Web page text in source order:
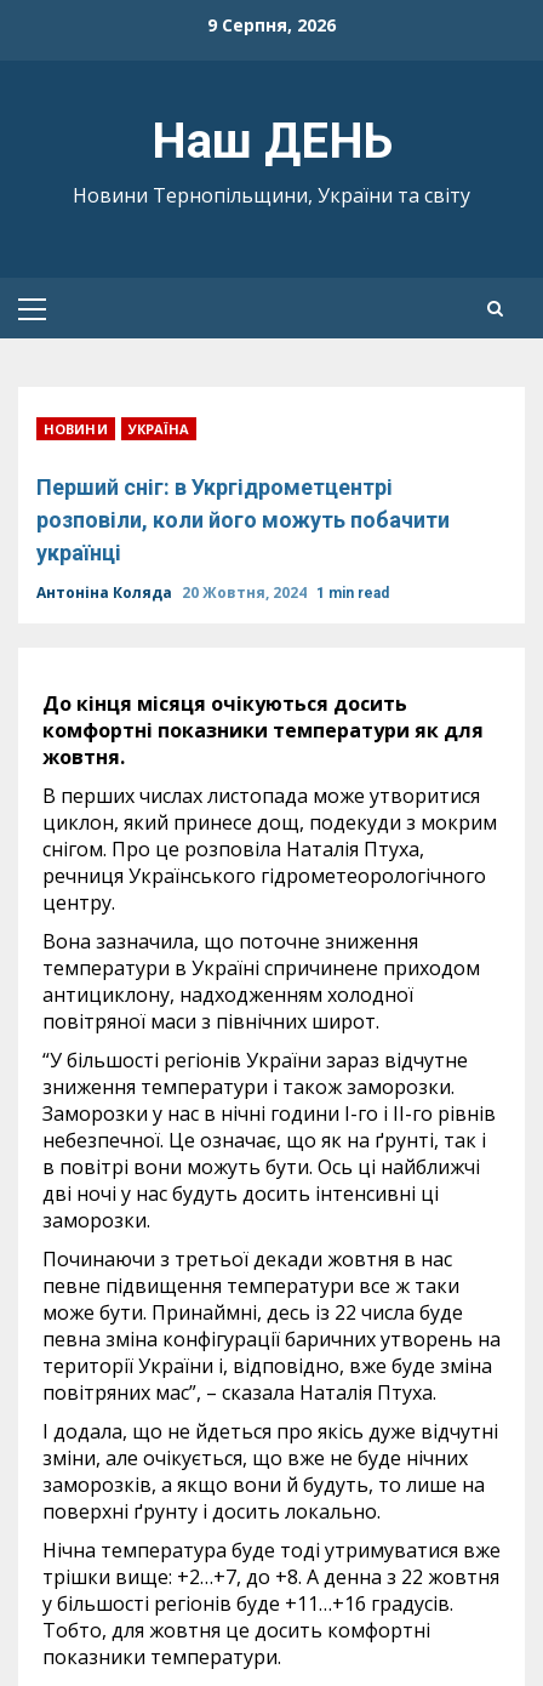
9 Серпня, 2026
Наш ДЕНЬ
Новини Тернопільщини, України та світу
Primary
НОВИНИ УКРАЇНА
Перший сніг: в Укргідрометцентрі
розповіли, коли його можуть побачити
українці
Антоніна Коляда 20 Жовтня, 2024 1 min read
До кінця місяця очікуються досить
комфортні показники температури як для
жовтня.
В перших числах листопада може утворитися
циклон, який принесе дощ, подекуди з мокрим
снігом. Про це розповіла Наталія Птуха,
речниця Українського гідрометеорологічного
центру.
Вона зазначила, що поточне зниження
температури в Україні спричинене приходом
антициклону, надходженням холодної
повітряної маси з північних широт.
“У більшості регіонів України зараз відчутне
зниження температури і також заморозки.
Заморозки у нас в нічні години І-го і ІІ-го рівнів
небезпечної. Це означає, що як на ґрунті, так і
в повітрі вони можуть бути. Ось ці найближчі
дві ночі у нас будуть досить інтенсивні ці
заморозки.
Починаючи з третьої декади жовтня в нас
певне підвищення температури все ж таки
може бути. Принаймні, десь із 22 числа буде
певна зміна конфігурації баричних утворень на
території України і, відповідно, вже буде зміна
повітряних мас”, – сказала Наталія Птуха.
І додала, що не йдеться про якісь дуже відчутні
зміни, але очікується, що вже не буде нічних
заморозків, а якщо вони й будуть, то лише на
поверхні ґрунту і досить локально.
Нічна температура буде тоді утримуватися вже
трішки вище: +2…+7, до +8. А денна з 22 жовтня
у більшості регіонів буде +11…+16 градусів.
Тобто, для жовтня це досить комфортні
показники температури.